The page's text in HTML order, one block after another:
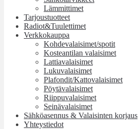
Lämmittimet
Tarjoustuotteet
Radiot&Tuulettimet
Verkkokauppa
Kohdevalaisimet/spotit
Kosteantilan valaisimet
Lattiavalaisimet
Lukuvalaisimet
Plafondit/Kattovalaisimet
Pöytävalaisimet
Riippuvalaisimet
Seinävalaisimet
Sähköasennus & Valaisinten korjaus
Yhteystiedot